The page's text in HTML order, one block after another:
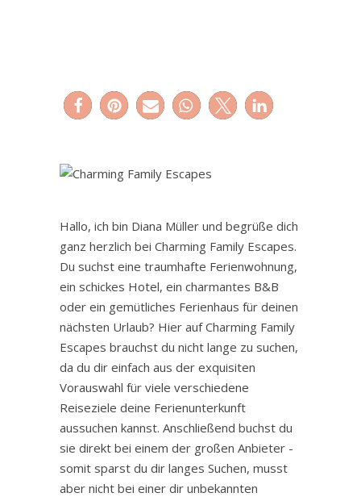
Hallo, ich bin Diana Müller und begrüße dich
ganz herzlich bei Charming Family Escapes.
Du suchst eine traumhafte Ferienwohnung,
ein schickes Hotel, ein charmantes B&B
oder ein gemütliches Ferienhaus für deinen
nächsten Urlaub? Hier auf Charming Family
Escapes brauchst du nicht lange zu suchen,
da du dir einfach aus der exquisiten
Vorauswahl für viele verschiedene
Reiseziele deine Ferienunterkunft
aussuchen kannst. Anschließend buchst du
sie direkt bei einem der großen Anbieter -
somit sparst du dir langes Suchen, musst
aber nicht bei einer dir unbekannten